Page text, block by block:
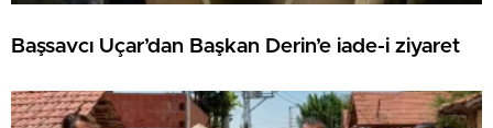
Başsavcı Uçar’dan Başkan Derin’e iade-i ziyaret